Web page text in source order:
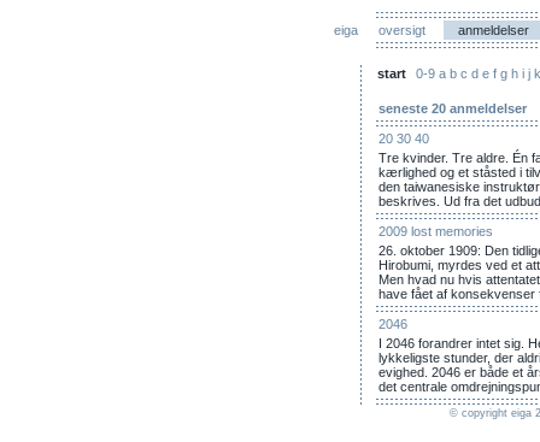
eiga oversigt anmeldelser
start 0-9 a b c d e f g h i j k
seneste 20 anmeldelser
20 30 40
Tre kvinder. Tre aldre. Én
kærlighed og et ståsted i
den taiwanesiske
beskrives. Ud fra det
2009 lost memories
26. oktober 1909: Den
Hirobumi, myrdes ved et
Men hvad nu hvis
have fået af konsekvenser
2046
I 2046 forandrer intet sig.
lykkeligste stunder, der
evighed. 2046 er både et
det centrale
© copyright eiga